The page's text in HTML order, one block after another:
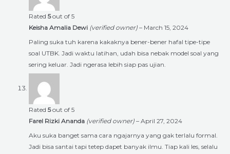
Rated 5out of 5
Keisha Amalia Dewi (verified owner) – March 15, 2024
Paling suka tuh karena kakaknya bener-bener hafal tipe-tipe
soal UTBK. Jadi waktu latihan, udah bisa nebak model soal yang
sering keluar. Jadi ngerasa lebih siap pas ujian.
Rated 5out of 5
Farel Rizki Ananda (verified owner) – April 27, 2024
Aku suka banget sama cara ngajarnya yang gak terlalu formal.
Jadi bisa santai tapi tetep dapet banyak ilmu. Tiap kali les, selalu